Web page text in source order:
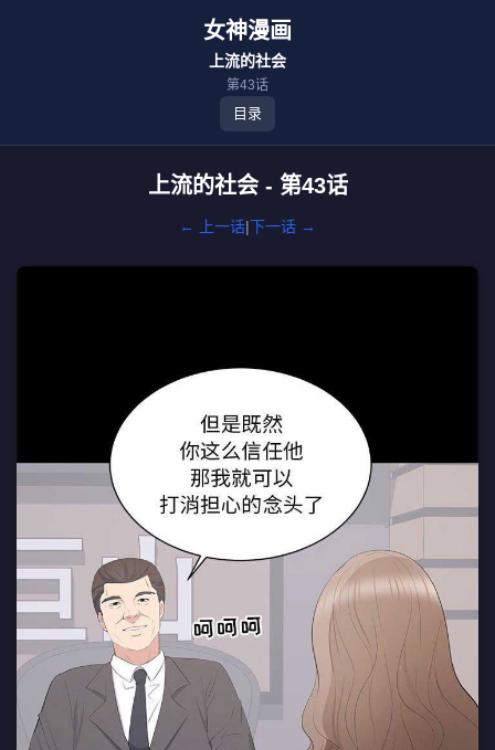
女神漫画
上流的社会
第43话
目录
上流的社会 - 第43话
← 上一话|下一话 →